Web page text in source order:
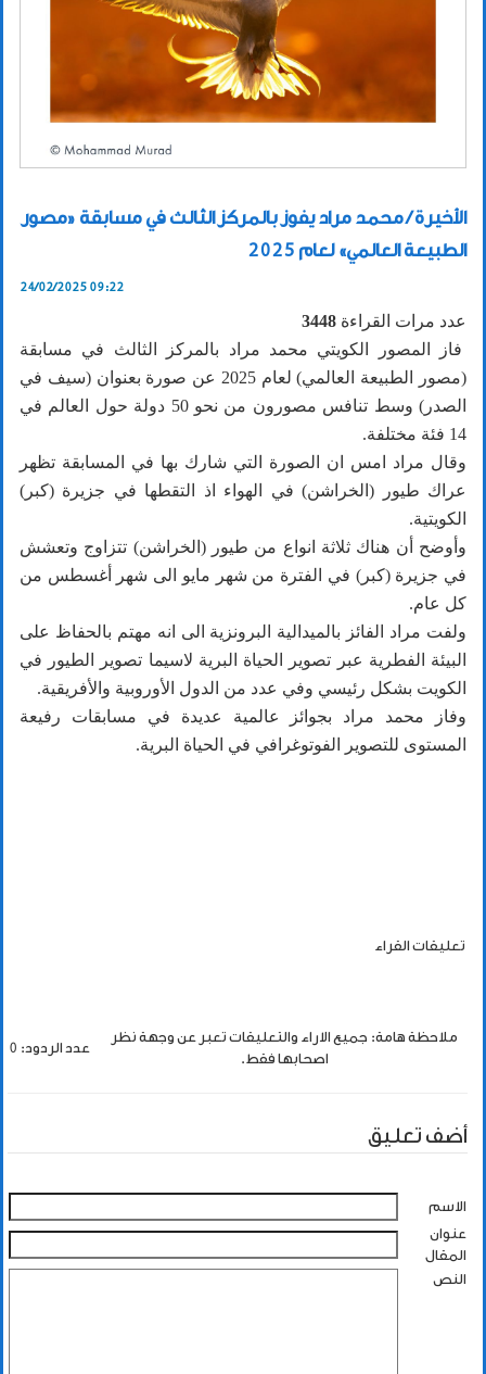
الأخيرة / محمد مراد يفوز بالمركز الثالث في مسابقة «مصور
الطبيعة العالمي» لعام 2025
24/02/2025 09:22
عدد مرات القراءة 3448
فاز المصور الكويتي محمد مراد بالمركز الثالث في مسابقة
(مصور الطبيعة العالمي) لعام 2025 عن صورة بعنوان (سيف في
الصدر) وسط تنافس مصورون من نحو 50 دولة حول العالم في
14 فئة مختلفة.
وقال مراد امس ان الصورة التي شارك بها في المسابقة تظهر
عراك طيور (الخراشن) في الهواء اذ التقطها في جزيرة (كبر)
الكويتية.
وأوضح أن هناك ثلاثة انواع من طيور (الخراشن) تتزاوج وتعشش
في جزيرة (كبر) في الفترة من شهر مايو الى شهر أغسطس من
كل عام.
ولفت مراد الفائز بالميدالية البرونزية الى انه مهتم بالحفاظ على
البيئة الفطرية عبر تصوير الحياة البرية لاسيما تصوير الطيور في
الكويت بشكل رئيسي وفي عدد من الدول الأوروبية والأفريقية.
وفاز محمد مراد بجوائز عالمية عديدة في مسابقات رفيعة
المستوى للتصوير الفوتوغرافي في الحياة البرية.
تعليقات القراء
ملاحظة هامة: جميع الاراء والتعليقات تعبر عن وجهة نظر
اصحابها فقط.
عدد الردود: 0
أضف تعليق
الاسم
عنوان
المقال
النص